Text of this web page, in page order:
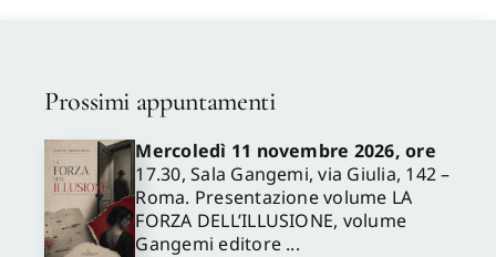
Prossimi appuntamenti
Mercoledì 11 novembre 2026, ore
17.30, Sala Gangemi, via Giulia, 142 –
Roma. Presentazione volume LA
FORZA DELL’ILLUSIONE, volume
Gangemi editore ...